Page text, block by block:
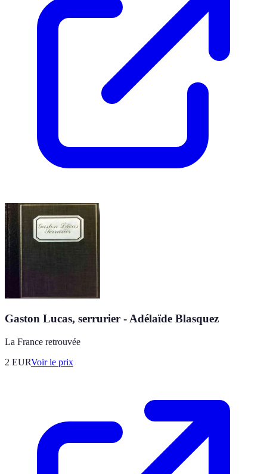
Gaston Lucas, serrurier - Adélaïde Blasquez
La France retrouvée
2 EURVoir le prix